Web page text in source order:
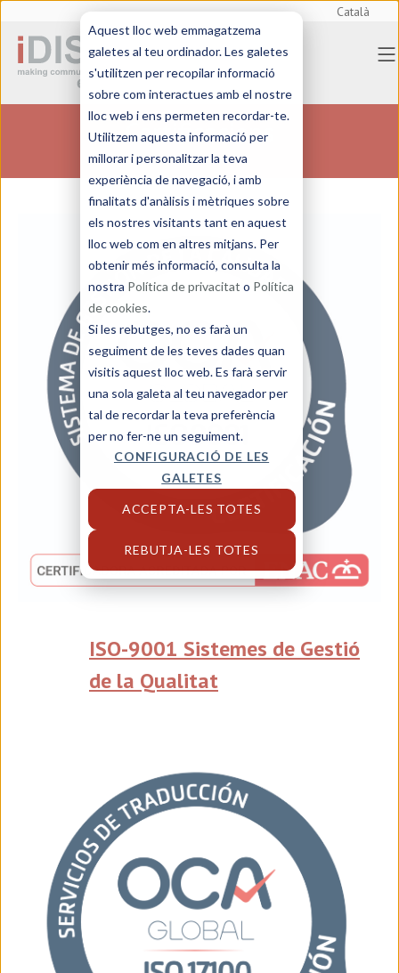
Aquest lloc web emmagatzema
galetes al teu ordinador. Les galetes
s'utilitzen per recopilar informació
sobre com interactues amb el nostre
lloc web i ens permeten recordar-te.
Utilitzem aquesta informació per
millorar i personalitzar la teva
experiència de navegació, i amb
finalitats d'anàlisis i mètriques sobre
els nostres visitants tant en aquest
lloc web com en altres mitjans. Per
obtenir més informació, consulta la
nostra Política de privacitat o Política
de cookies.
Si les rebutges, no es farà un
seguiment de les teves dades quan
visitis aquest lloc web. Es farà servir
una sola galeta al teu navegador per
tal de recordar la teva preferència
per no fer-ne un seguiment.
CONFIGURACIÓ DE LES
GALETES
ACCEPTA-LES TOTES
REBUTJA-LES TOTES
Català
Certificacions
ISO-9001 Sistemes de Gestió
de la Qualitat